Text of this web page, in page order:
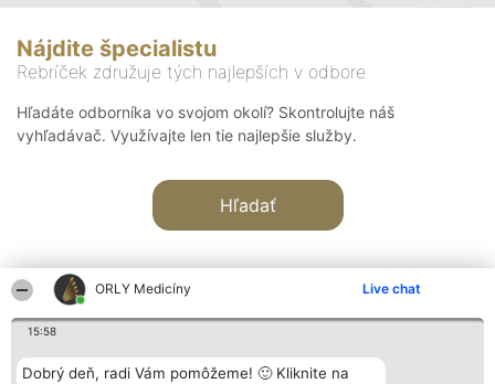
ORLY Medicíny Live chat
15:58
Dobrý deň, radi Vám pomôžeme! 🙂 Kliknite na
Nájdite špecialistu
Rebríček združuje tých najlepších v odbore
Hľadáte odborníka vo svojom okolí? Skontrolujte náš
vyhľadávač. Využívajte len tie najlepšie služby.
Hľadať
Organizátor hodnotenia Hodnotenie Kontakt